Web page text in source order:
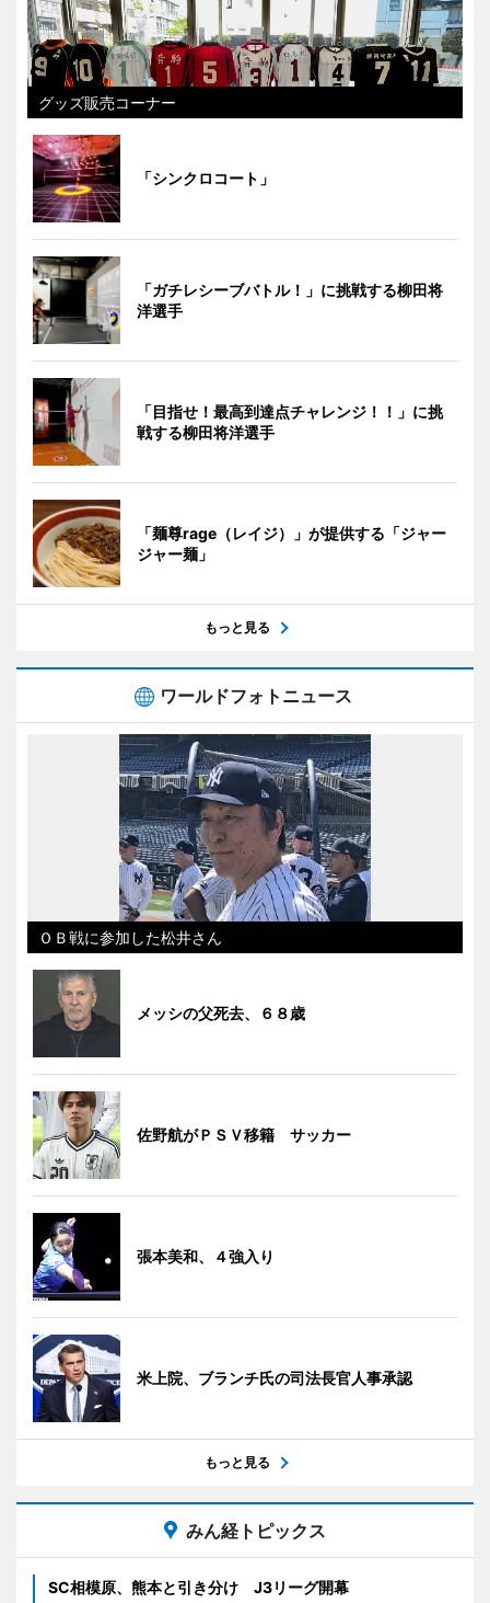
グッズ販売コーナー
「シンクロコート」
「ガチレシーブバトル！」に挑戦する柳田将
洋選手
「目指せ！最高到達点チャレンジ！！」に挑
戦する柳田将洋選手
「麺尊rage（レイジ）」が提供する「ジャー
ジャー麺」
もっと見る
ワールドフォトニュース
ＯＢ戦に参加した松井さん
メッシの父死去、６８歳
佐野航がＰＳＶ移籍 サッカー
張本美和、４強入り
米上院、ブランチ氏の司法長官人事承認
もっと見る
みん経トピックス
SC相模原、熊本と引き分け J3リーグ開幕